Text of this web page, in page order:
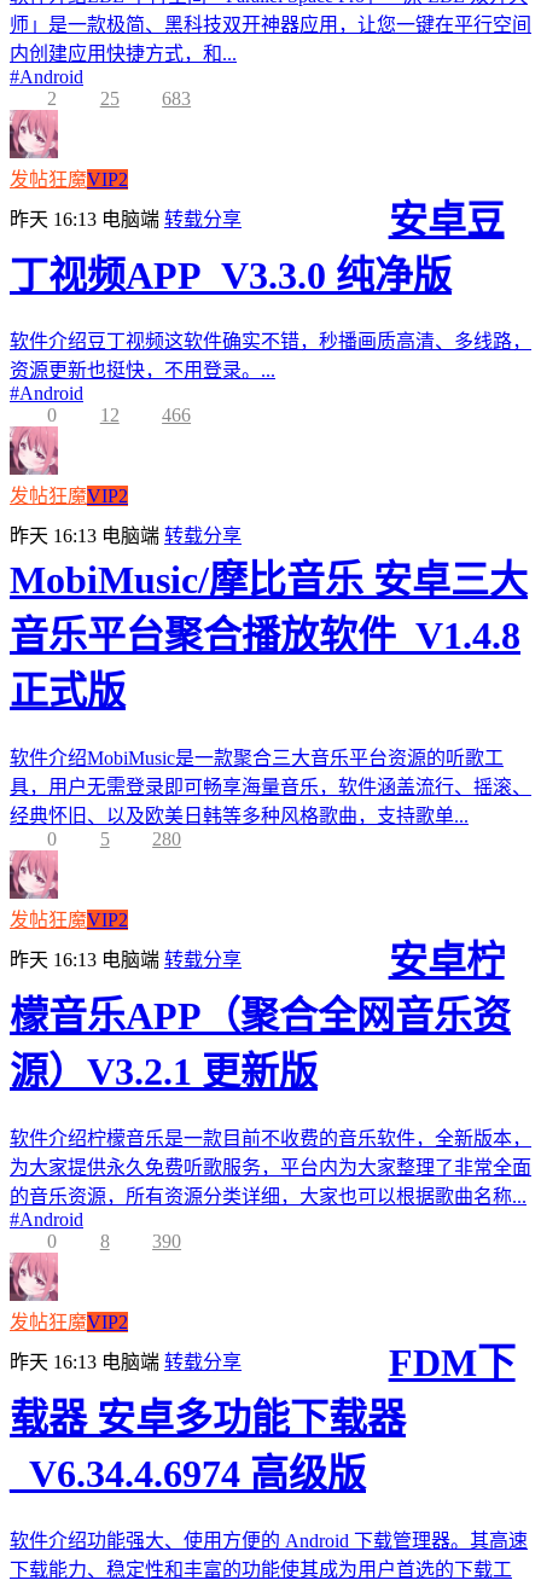
师」是一款极简、黑科技双开神器应用，让您一键在平行空间
内创建应用快捷方式，和...
#Android
2
25 683
发帖狂魔VIP2
昨天 16:13 电脑端 转载分享
安卓豆
丁视频APP_V3.3.0 纯净版
软件介绍豆丁视频这软件确实不错，秒播画质高清、多线路，
资源更新也挺快，不用登录。...
#Android
0
12 466
发帖狂魔VIP2
昨天 16:13 电脑端 转载分享
MobiMusic/摩比音乐 安卓三大
音乐平台聚合播放软件_V1.4.8
正式版
软件介绍MobiMusic是一款聚合三大音乐平台资源的听歌工
具，用户无需登录即可畅享海量音乐，软件涵盖流行、摇滚、
经典怀旧、以及欧美日韩等多种风格歌曲，支持歌单...
0
5 280
发帖狂魔VIP2
昨天 16:13 电脑端 转载分享
安卓柠
檬音乐APP（聚合全网音乐资
源）V3.2.1 更新版
软件介绍柠檬音乐是一款目前不收费的音乐软件，全新版本，
为大家提供永久免费听歌服务，平台内为大家整理了非常全面
的音乐资源，所有资源分类详细，大家也可以根据歌曲名称...
#Android
0
8 390
发帖狂魔VIP2
昨天 16:13 电脑端 转载分享
FDM下
载器 安卓多功能下载器
_V6.34.4.6974 高级版
软件介绍功能强大、使用方便的 Android 下载管理器。其高速
下载能力、稳定性和丰富的功能使其成为用户首选的下载工